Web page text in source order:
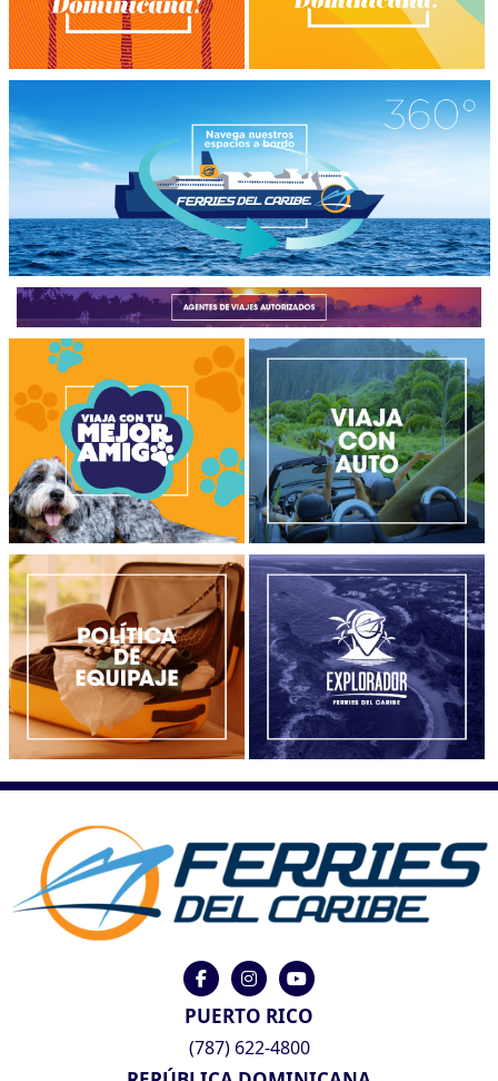
PUERTO RICO
(787) 622-4800